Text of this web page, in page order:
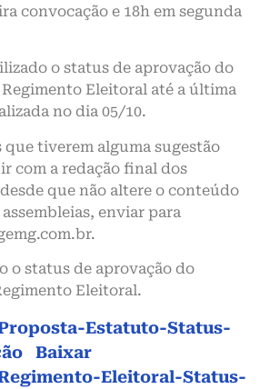
convocação e 18h em segunda
o status de aprovação do
Eleitoral até a última
no dia 05/10.
que tiverem alguma sugestão
com a redação final dos
que não altere o conteúdo
enviar para
o status de aprovação do
Eleitoral.
Proposta-Estatuto-Status-
Baixar
Regimento-Eleitoral-Status-